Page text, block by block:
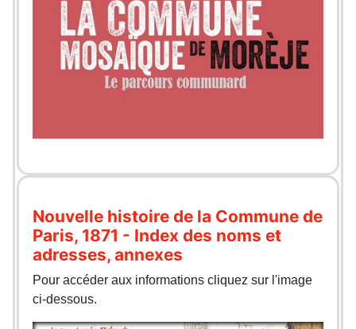
Nouvelle histoire de la Commune de
Paris, 1871 - Index des noms et
adresses, annexes
Pour accéder aux informations cliquez sur l'image
ci-dessous.